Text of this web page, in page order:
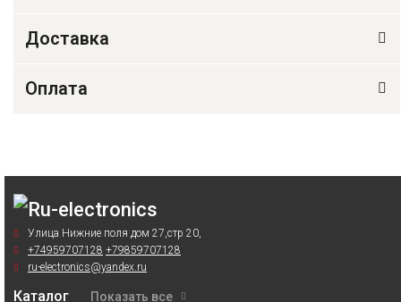
Доставка
Оплата
Улица Нижние поля дом 27,стр 20,
+74959707128 +79859707128
ru-electronics@yandex.ru
Каталог Показать все